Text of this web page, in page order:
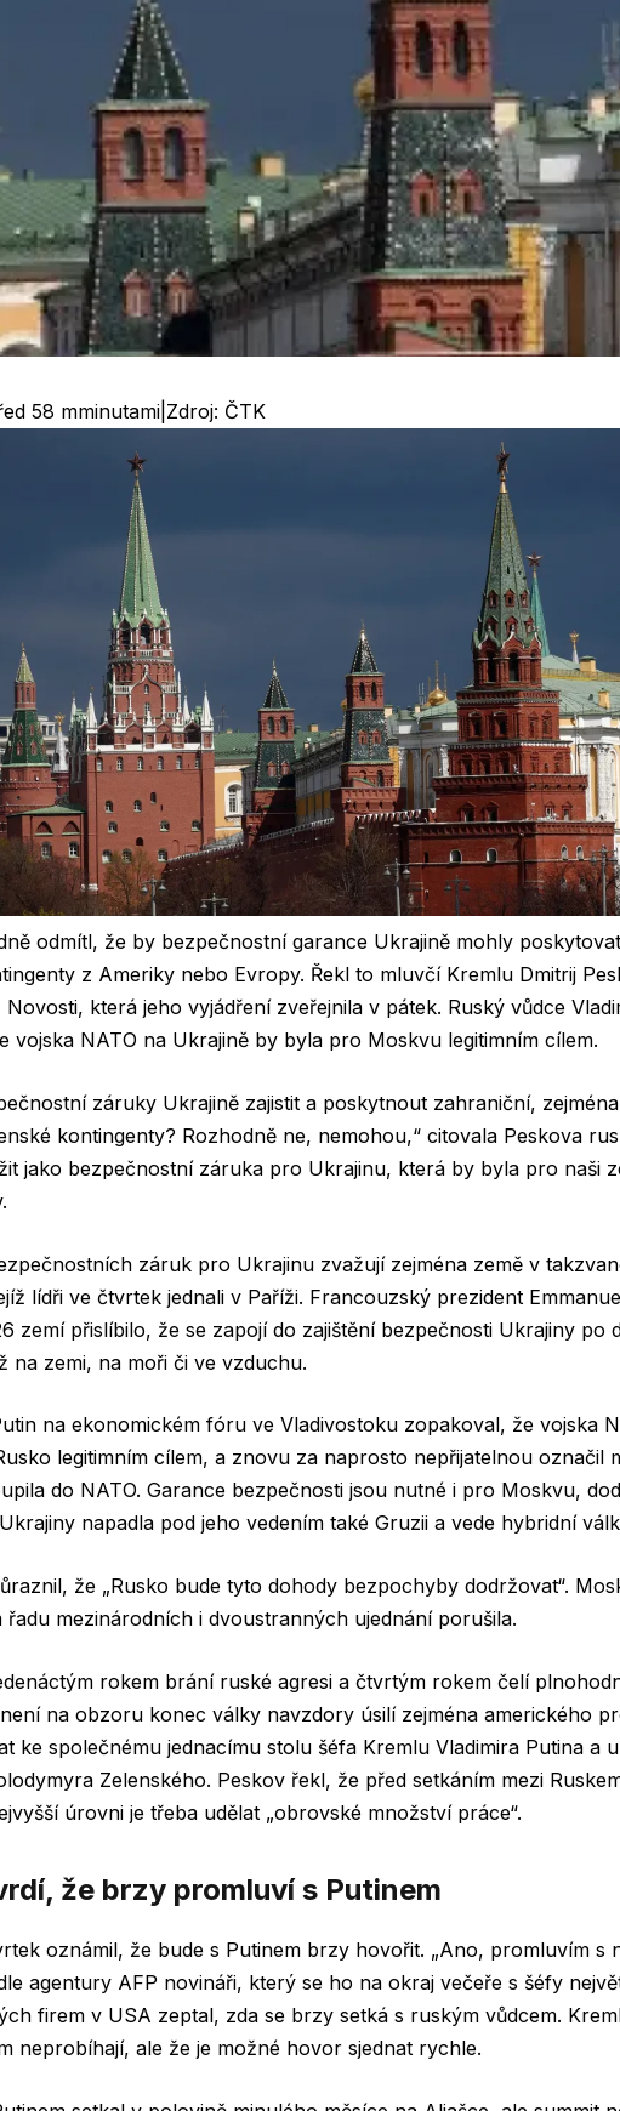
58 mminutami Zdroj: ČTK
odmítl, že by bezpečnostní garance Ukrajině mohly
z Ameriky nebo Evropy. Řekl to mluvčí Kremlu Dmitrij
Novosti, která jeho vyjádření zveřejnila v pátek. Ruský vůdce
vojska NATO na Ukrajině by byla pro Moskvu legitimním cílem.
záruky Ukrajině zajistit a poskytnout zahraniční,
kontingenty? Rozhodně ne, nemohou,“ citovala Peskova
jako bezpečnostní záruka pro Ukrajinu, která by byla pro naši
záruk pro Ukrajinu zvažují zejména země v
lídři ve čtvrtek jednali v Paříži. Francouzský prezident
zemí přislíbilo, že se zapojí do zajištění bezpečnosti Ukrajiny po
na zemi, na moři či ve vzduchu.
na ekonomickém fóru ve Vladivostoku zopakoval, že vojska
legitimním cílem, a znovu za naprosto nepřijatelnou označil
do NATO. Garance bezpečnosti jsou nutné i pro Moskvu,
napadla pod jeho vedením také Gruzii a vede hybridní
že „Rusko bude tyto dohody bezpochyby dodržovat“.
řadu mezinárodních i dvoustranných ujednání porušila.
rokem brání ruské agresi a čtvrtým rokem čelí
na obzoru konec války navzdory úsilí zejména amerického
ke společnému jednacímu stolu šéfa Kremlu Vladimira Putina a
Zelenského. Peskov řekl, že před setkáním mezi
úrovni je třeba udělat „obrovské množství práce“.
že brzy promluví s Putinem
oznámil, že bude s Putinem brzy hovořit. „Ano, promluvím s
agentury AFP novináři, který se ho na okraj večeře s šéfy
firem v USA zeptal, zda se brzy setká s ruským vůdcem.
neprobíhají, ale že je možné hovor sjednat rychle.